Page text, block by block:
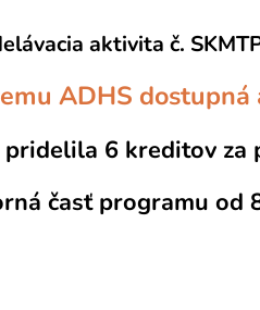
aktivita č.
ADHS
pridelila 6 kreditov za
časť programu od